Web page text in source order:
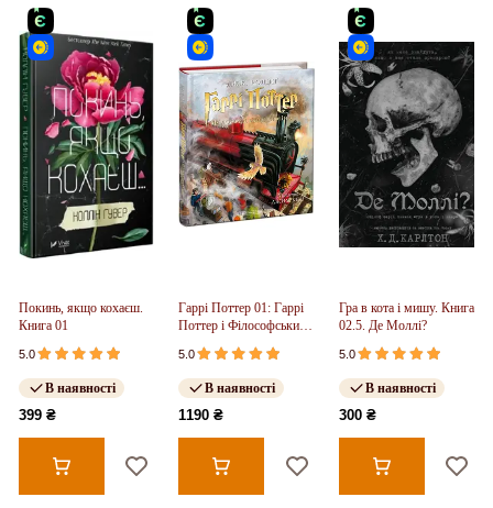
Покинь, якщо кохаєш.
Книга 01
5.0
В наявності
399 ₴
Гаррі Поттер 01: Гаррі
Поттер і Філософський
Камінь.
ІЛЮСТРОВАНЕ
ВИДАННЯ
5.0
В наявності
1190 ₴
Гра в кота і мишу. Книга
02.5. Де Моллі?
5.0
В наявності
300 ₴